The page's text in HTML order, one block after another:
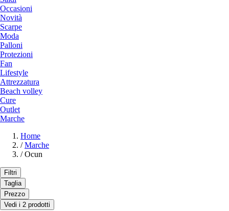
Occasioni
Novità
Scarpe
Moda
Palloni
Protezioni
Fan
Lifestyle
Attrezzatura
Beach volley
Cure
Outlet
Marche
Home
/ Marche
/ Ocun
Filtri
Taglia
Prezzo
Vedi i 2 prodotti